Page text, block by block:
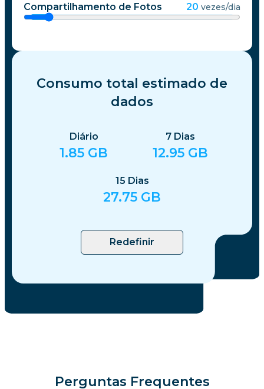
Compartilhamento de Fotos 20 vezes/dia
Consumo total estimado de
dados
Diário
1.85 GB
7 Dias
12.95 GB
15 Dias
27.75 GB
Redefinir
Perguntas Frequentes